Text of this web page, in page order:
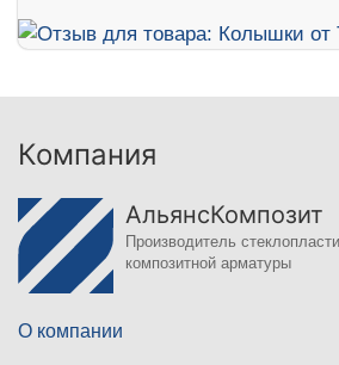
Компания
АльянсКомпозит
Производитель
композитной арматуры
О компании